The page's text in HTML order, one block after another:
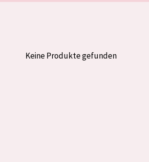
Reife Haut
Keine Produkte gefunden